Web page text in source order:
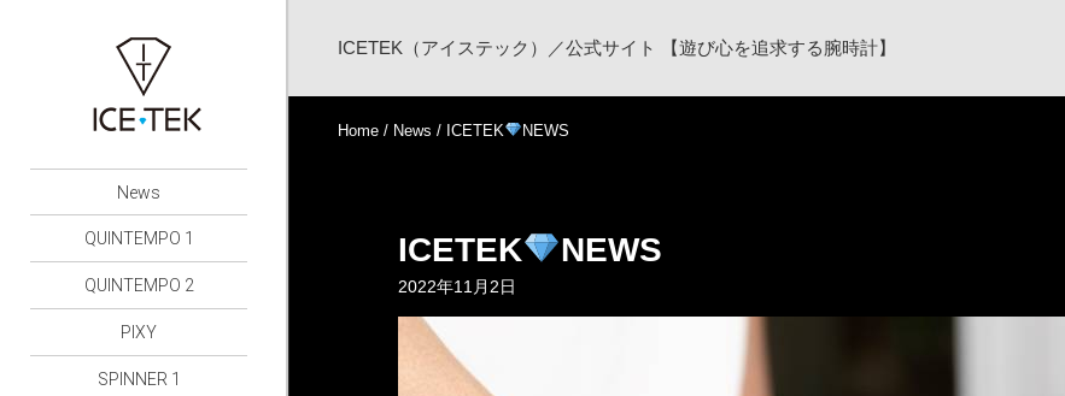
ICETEK（アイステック）／公式サイト 【遊び心を追求する腕時計】
News
QUINTEMPO 1
QUINTEMPO 2
PIXY
SPINNER 1
Home / News / ICETEK NEWS
ICETEK NEWS
2022年11月2日